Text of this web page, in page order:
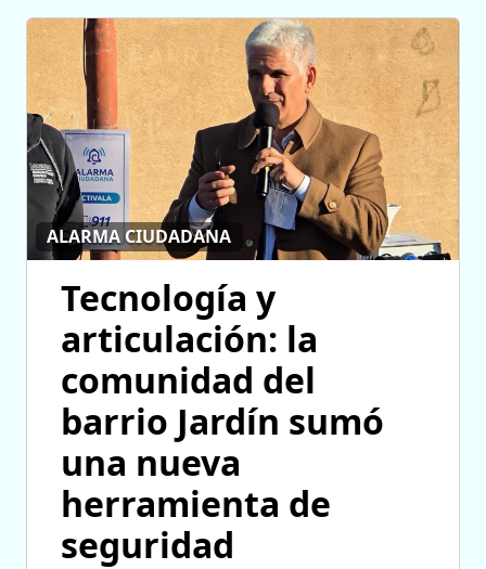
ALARMA CIUDADANA
Tecnología y
articulación: la
comunidad del
barrio Jardín sumó
una nueva
herramienta de
seguridad